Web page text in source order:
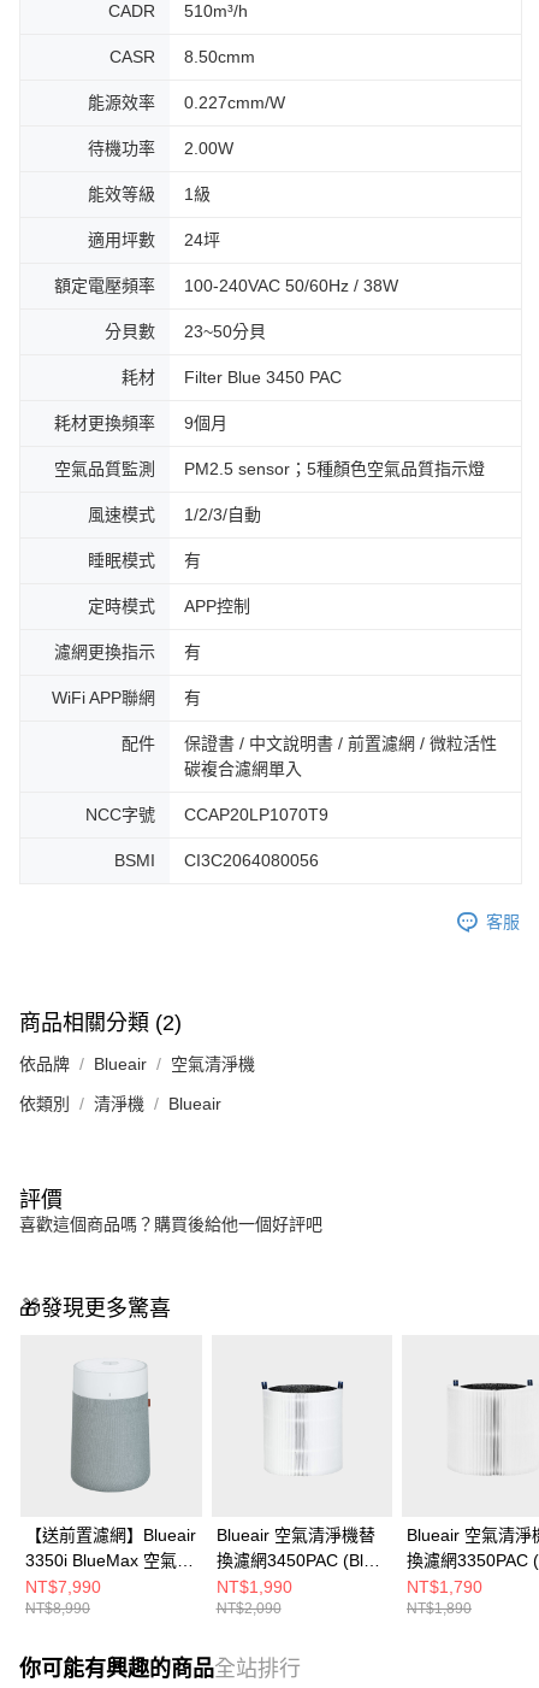
CADR 510m³/h
CASR 8.50cmm
能源效率 0.227cmm/W
待機功率 2.00W
能效等級 1級
適用坪數 24坪
額定電壓頻率 100-240VAC 50/60Hz / 38W
分貝數 23~50分貝
耗材 Filter Blue 3450 PAC
耗材更換頻率 9個月
空氣品質監測 PM2.5 sensor；5種顏色空氣品質指示燈
風速模式 1/2/3/自動
睡眠模式 有
定時模式 APP控制
濾網更換指示 有
WiFi APP聯網 有
配件
保證書 / 中文說明書 / 前置濾網 / 微粒活性
碳複合濾網單入
NCC字號 CCAP20LP1070T9
BSMI CI3C2064080056
客服
商品相關分類 (2)
依品牌 Blueair 空氣清淨機
依類別 清淨機 Blueair
評價
喜歡這個商品嗎？購買後給他一個好評吧
🎁發現更多驚喜
【送前置濾網】Blueair
3350i BlueMax 空氣清
淨機
NT$7,990
NT$8,990
Blueair 空氣清淨機替
換濾網3450PAC (Blue
Max 3450i適用)
NT$1,990
NT$2,090
Blueair 空氣清淨
換濾網3350PAC
Max 3350i適用)
NT$1,790
NT$1,890
你可能有興趣的商品全站排行